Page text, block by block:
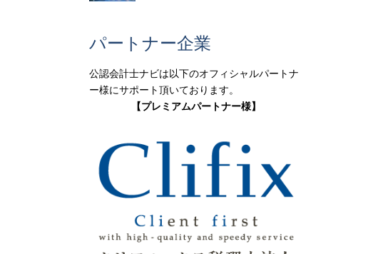
パートナー企業
公認会計士ナビは以下のオフィシャルパートナ
ー様にサポート頂いております。
【プレミアムパートナー様】